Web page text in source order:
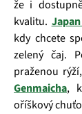
že i
kvalitu.
kdy chcete
zelený čaj.
praženou
Genmaicha,
oříškový